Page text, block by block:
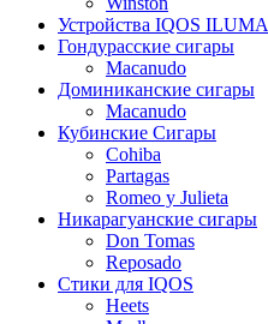
Устройства IQOS ILUMA
Гондурасские сигары
Macanudo
Доминиканские сигары
Macanudo
Кубинские Сигары
Cohiba
Partagas
Romeo y Julieta
Никарагуанские сигары
Don Tomas
Reposado
Стики для IQOS
Heets